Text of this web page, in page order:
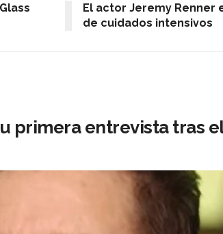
El actor Jeremy Renner
de cuidados intensivos
primera entrevista tras